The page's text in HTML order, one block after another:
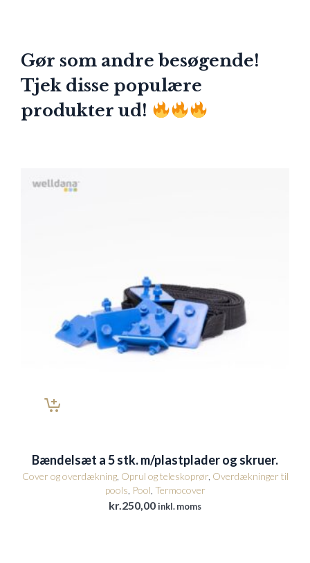
Gør som andre besøgende!
Tjek disse populære
produkter ud!
Bændelsæt a 5 stk. m/plastplader og skruer.
Cover og overdækning, Oprul og teleskoprør, Overdækninger til
pools Pool Termocover
kr. 250,00inkl. moms